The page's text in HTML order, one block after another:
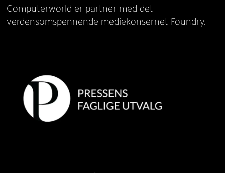
Computerworld er partner med det
verdensomspennende mediekonsernet Foundry.